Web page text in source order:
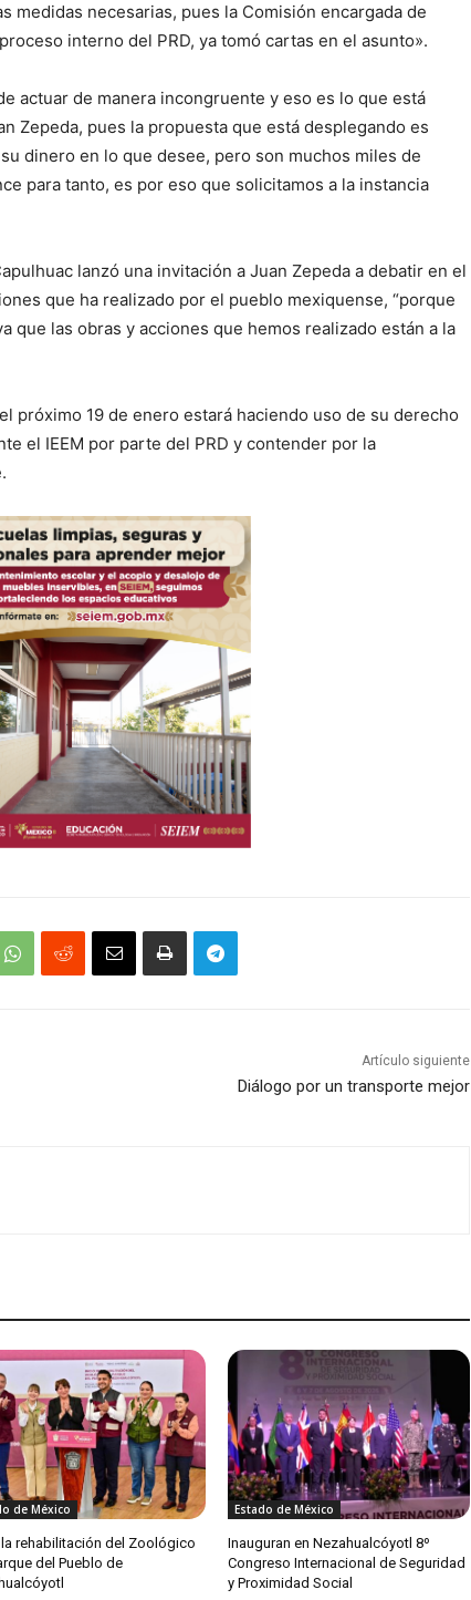
medidas necesarias, pues la Comisión encargada de
interno del PRD, ya tomó cartas en el asunto».
actuar de manera incongruente y eso es lo que está
Zepeda, pues la propuesta que está desplegando es
dinero en lo que desee, pero son muchos miles de
para tanto, es por eso que solicitamos a la instancia
lanzó una invitación a Juan Zepeda a debatir en el
que ha realizado por el pueblo mexiquense, “porque
que las obras y acciones que hemos realizado están a la
próximo 19 de enero estará haciendo uso de su derecho
el IEEM por parte del PRD y contender por la
Artículo siguiente
Diálogo por un transporte mejor
de México
rehabilitación del Zoológico
del Pueblo de
Estado de México
Inauguran en Nezahualcóyotl 8º
Congreso Internacional de Seguridad
y Proximidad Social